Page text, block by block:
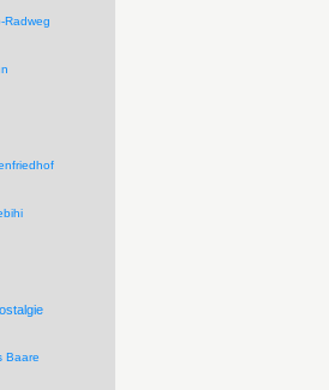
Radweg
Baare